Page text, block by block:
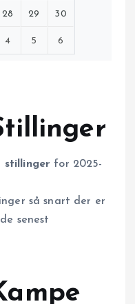
28 29 30
4 5 6
stillinger for 2025-
så snart der er
senest